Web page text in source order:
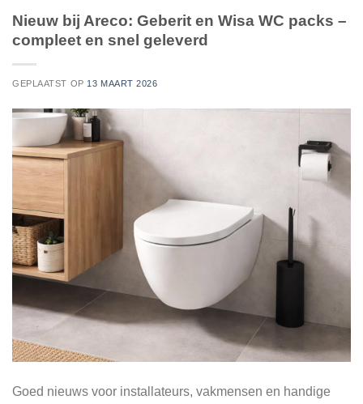
Nieuw bij Areco: Geberit en Wisa WC packs –
compleet en snel geleverd
GEPLAATST OP 13 MAART 2026
Goed nieuws voor installateurs, vakmensen en handige